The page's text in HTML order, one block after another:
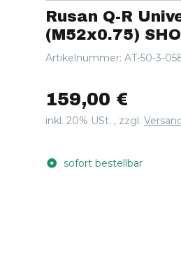
Rusan Q-R
(M52x0.75)
Artikelnummer: AT-50-3-
159,00 €
inkl. 20% USt. , zzgl.
sofort bestellbar